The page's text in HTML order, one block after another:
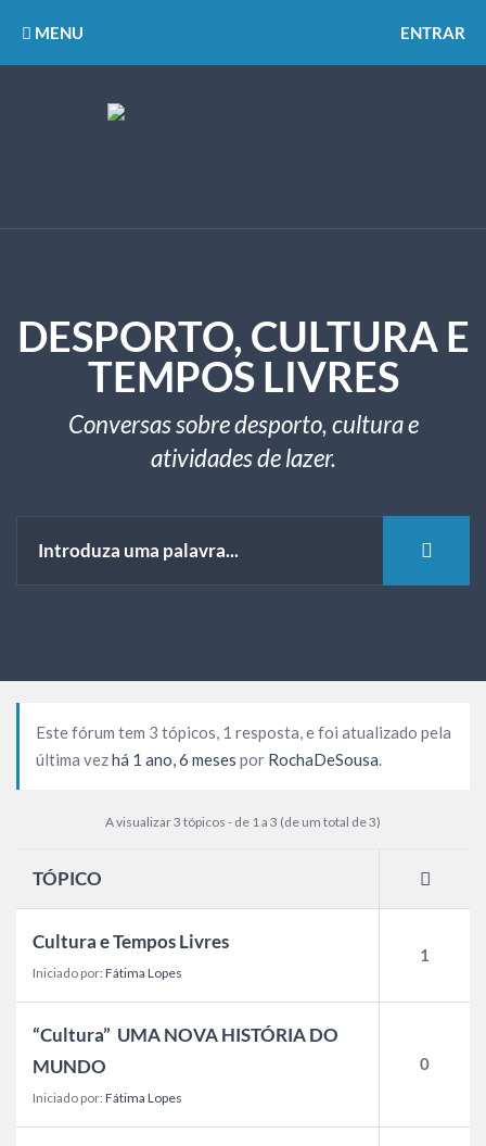
MENU ENTRAR
DESPORTO, CULTURA E
TEMPOS LIVRES
Conversas sobre desporto, cultura e
atividades de lazer.
Este fórum tem 3 tópicos, 1 resposta, e foi atualizado pela
última vezhá 1 ano, 6 meses por RochaDeSousa
A visualizar 3 tópicos - de 1 a 3 (de um total de 3)
TÓPICO
Cultura e Tempos Livres
Iniciado por: Fátima Lopes
1
“Cultura” UMA NOVA HISTÓRIA DO
MUNDO
Iniciado por: Fátima Lopes
0